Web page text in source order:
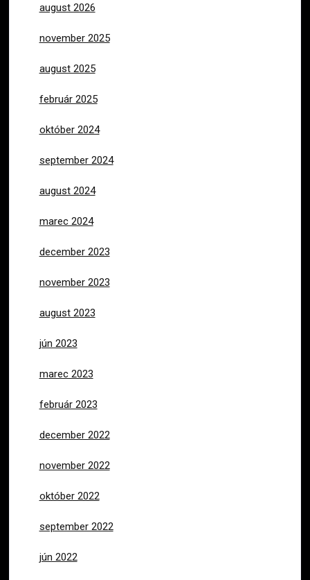
august 2026
november 2025
august 2025
február 2025
október 2024
september 2024
august 2024
marec 2024
december 2023
november 2023
august 2023
jún 2023
marec 2023
február 2023
december 2022
november 2022
október 2022
september 2022
jún 2022